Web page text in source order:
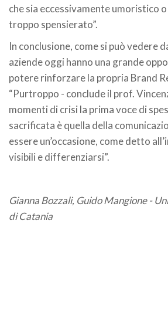
che sia eccessivamente umoristico
troppo spensierato”.
In conclusione, come si può vedere
aziende oggi hanno una grande
potere rinforzare la propria Brand
“Purtroppo - conclude il prof.
momenti di crisi la prima voce di
sacrificata è quella della
essere un’occasione, come detto
visibili e differenziarsi”.
Gianna Bozzali, Guido Mangione -
di Catania